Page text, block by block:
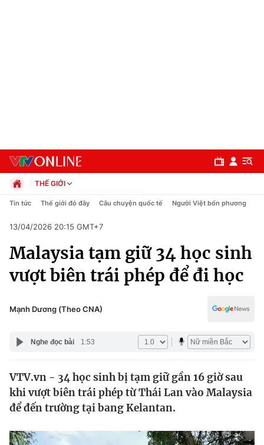
Chuyên mục
Chính trị
Pháp luật
Thế giới
Tin tức
Kinh tế
THẾ GIỚI
Chính trị
Pháp luật
Kinh tế
Thể thao
Truyền hình
Y tế
Công nghệ
Tin tức Thế giới đó đây Câu chuyện quốc tế Người Việt bốn phương
13/04/2026 20:15 GMT+7
Malaysia tạm giữ 34 học sinh
vượt biên trái phép để đi học
Mạnh Dương (Theo CNA)
Nghe đọc bài 1:53
VTV.vn - 34 học sinh bị tạm giữ gần 16 giờ sau
khi vượt biên trái phép từ Thái Lan vào Malaysia
để đến trường tại bang Kelantan.